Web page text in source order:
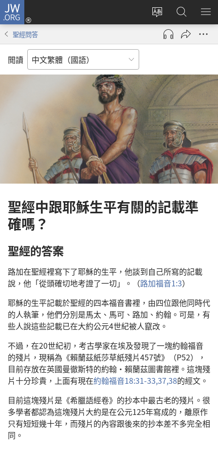
JW.ORG
更
改
網
言
登
入
（開
窗）
搜
尋
JW.ORG
顯
聖經問答
閲讀
聖經中跟耶穌生平有關的記載準
確嗎？
聖經的答案
路加在聖經裡寫下了耶穌的生平，他談到自己所寫的記載
說，他「從頭確切地考證了一切」。（路加福音1:3）
耶穌的生平記載於聖經的四本福音書裡，由四位跟他同時代
的人執筆，他們分別是馬太、馬可、路加、約翰。可是，有
些人說這些記載已在大約公元4世紀被人竄改。
不過，在20世紀初，考古學家在埃及發現了一塊約翰福音
的殘片，現稱為《賴蘭茲紙莎草紙殘片457號》（P52），
目前存放在英國曼徹斯特的約翰·賴蘭茲圖書館裡。這塊殘
片十分珍貴，上面有現在約翰福音18:31-33,37,38的經文。
目前這塊殘片是《希臘語經卷》的抄本中最古老的殘片。很
多學者都認為這塊殘片大約是在公元125年寫成的，離原作
只有短短幾十年，而殘片的內容跟後來的抄本差不多完全相
同。